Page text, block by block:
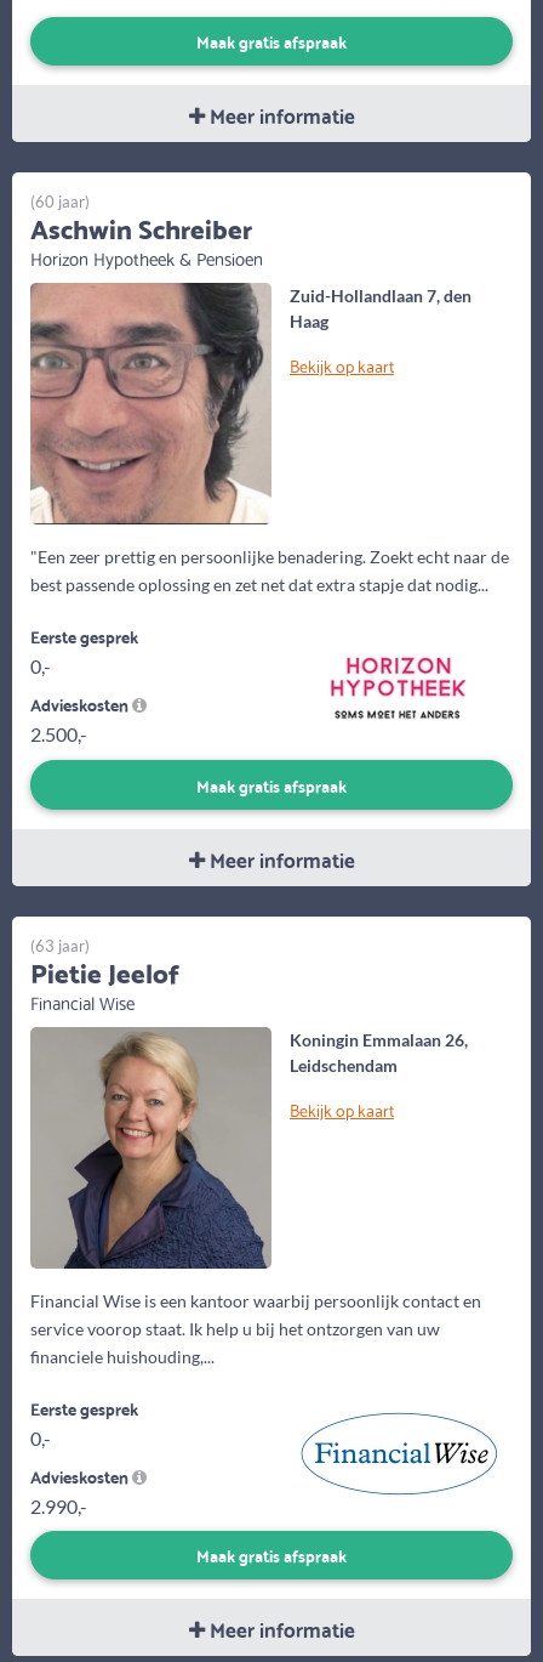
Maak gratis afspraak
Meer informatie
Zuid-Hollandlaan 7, den
Haag
Bekijk op kaart
"Een zeer prettig en persoonlijke benadering. Zoekt echt naar de
best passende oplossing en zet net dat extra stapje dat nodig...
(60 jaar)
Aschwin Schreiber
Horizon Hypotheek & Pensioen
Eerste gesprek
0,-
Advieskosten
2.500,-
Maak gratis afspraak
Meer informatie
Koningin Emmalaan 26,
Leidschendam
Bekijk op kaart
Financial Wise is een kantoor waarbij persoonlijk contact en
service voorop staat. Ik help u bij het ontzorgen van uw
financiele huishouding,...
(63 jaar)
Pietie Jeelof
Financial Wise
Eerste gesprek
0,-
Advieskosten
2.990,-
Maak gratis afspraak
Meer informatie